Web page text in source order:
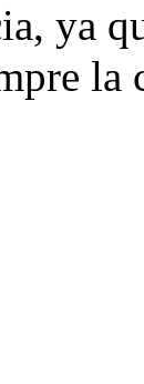
ya
la